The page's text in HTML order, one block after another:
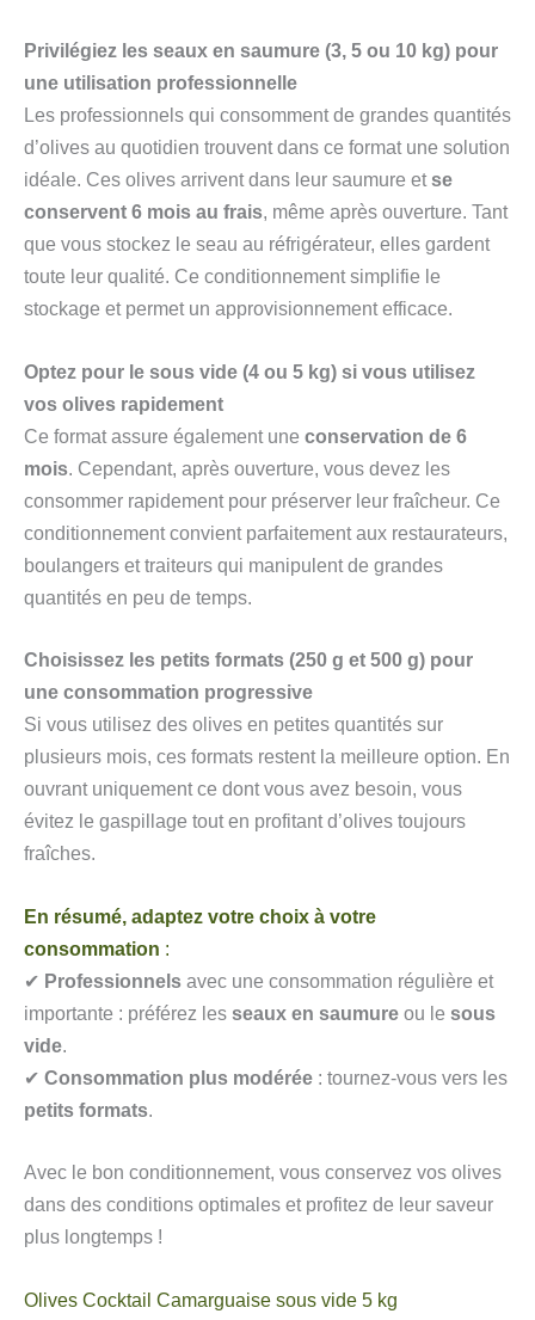
Privilégiez les seaux en saumure (3, 5 ou 10 kg) pour
une utilisation professionnelle
Les professionnels qui consomment de grandes quantités
d’olives au quotidien trouvent dans ce format une solution
idéale. Ces olives arrivent dans leur saumure etse
conservent 6 mois au frais, même après ouverture. Tant
que vous stockez le seau au réfrigérateur, elles gardent
toute leur qualité. Ce conditionnement simplifie le
stockage et permet un approvisionnement efficace.
Optez pour le sous vide (4 ou 5 kg) si vous utilisez
vos olives rapidement
Ce format assure également une conservation de 6
mois. Cependant, après ouverture, vous devez les
consommer rapidement pour préserver leur fraîcheur. Ce
conditionnement convient parfaitement aux restaurateurs,
boulangers et traiteurs qui manipulent de grandes
quantités en peu de temps.
Choisissez les petits formats (250 g et 500 g) pour
une consommation progressive
Si vous utilisez des olives en petites quantités sur
plusieurs mois, ces formats restent la meilleure option. En
ouvrant uniquement ce dont vous avez besoin, vous
évitez le gaspillage tout en profitant d’olives toujours
fraîches.
En résumé, adaptez votre choix à votre
consommation :
✔ Professionnels avec une consommation régulière et
importante : préférez les seaux en saumure ou le sous
vide.
✔ Consommation plus modérée : tournez-vous vers les
petits formats.
Avec le bon conditionnement, vous conservez vos olives
dans des conditions optimales et profitez de leur saveur
plus longtemps !
Olives Cocktail Camarguaise sous vide 5 kg